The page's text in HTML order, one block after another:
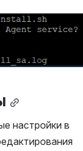
настройки в